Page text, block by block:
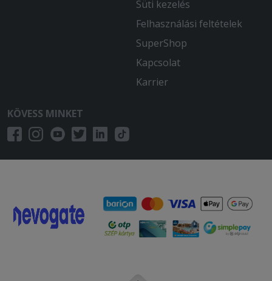
Süti kezelés
Felhasználási feltételek
SuperShop
Kapcsolat
Karrier
KÖVESS MINKET